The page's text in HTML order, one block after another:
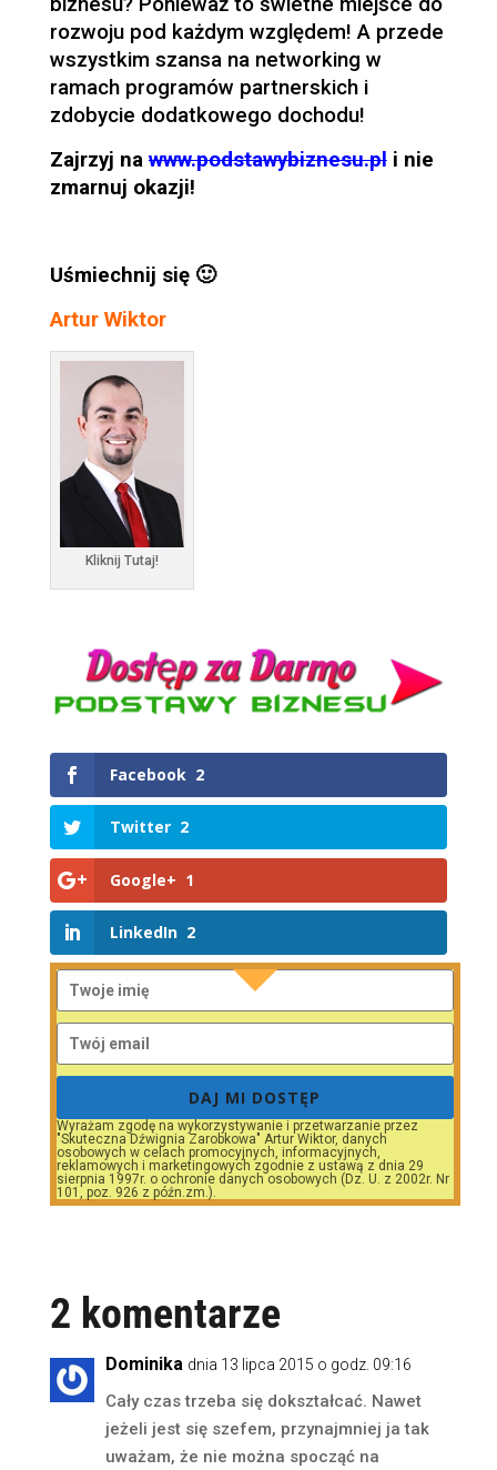
rozwoju pod każdym względem! A przede
wszystkim szansa na networking w
ramach programów partnerskich i
zdobycie dodatkowego dochodu!
Zajrzyj nawww.podstawybiznesu.pli nie
zmarnuj okazji!
Uśmiechnij się 🙂
Artur Wiktor
Kliknij Tutaj!
Facebook 2
Twitter 2
Google+ 1
LinkedIn 2
DAJ MI DOSTĘP
Wyrażam zgodę na wykorzystywanie i przetwarzanie przez
"Skuteczna Dźwignia Zarobkowa" Artur Wiktor, danych
osobowych w celach promocyjnych, informacyjnych,
reklamowych i marketingowych zgodnie z ustawą z dnia 29
sierpnia 1997r. o ochronie danych osobowych (Dz. U. z 2002r. Nr
101, poz. 926 z późn.zm.).
2 komentarze
Dominika dnia 13 lipca 2015 o godz. 09:16
Cały czas trzeba się dokształcać. Nawet
jeżeli jest się szefem, przynajmniej ja tak
uważam, że nie można spocząć na